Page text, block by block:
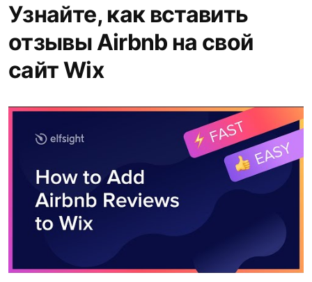
Узнайте, как вставить
отзывы Airbnb на свой
сайт Wix